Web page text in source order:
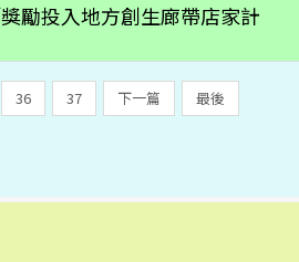
勵投入地方創生廊帶店家計
36 37 下一篇 最後